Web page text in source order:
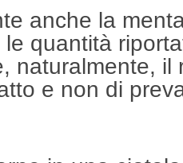
anche la
quantità
naturalmente,
e non di